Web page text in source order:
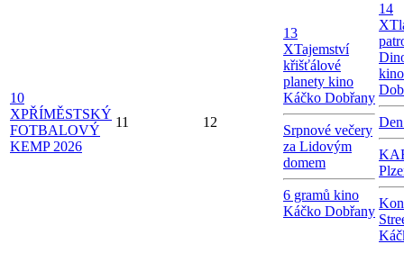
10
XPŘÍMĚSTSKÝ
FOTBALOVÝ
KEMP 2026
11 12
13
XTajemství
křišťálové
planety kino
Káčko Dobřany
Srpnové večery
za Lidovým
domem
6 gramů kino
Káčko Dobřany
14
X